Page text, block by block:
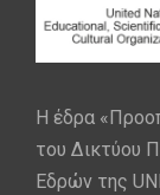
Η έδρα
του Δικτύου
Εδρών της